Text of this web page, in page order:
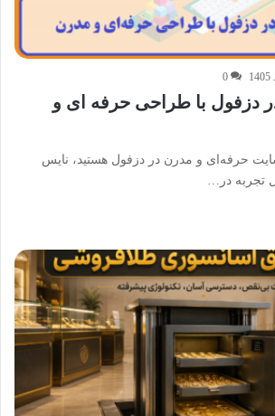
0
دزفول با طراحی حرفه‌ ای و
حرفه‌ای و مدرن در دزفول هستید، نایس